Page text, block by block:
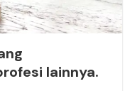
lainnya.